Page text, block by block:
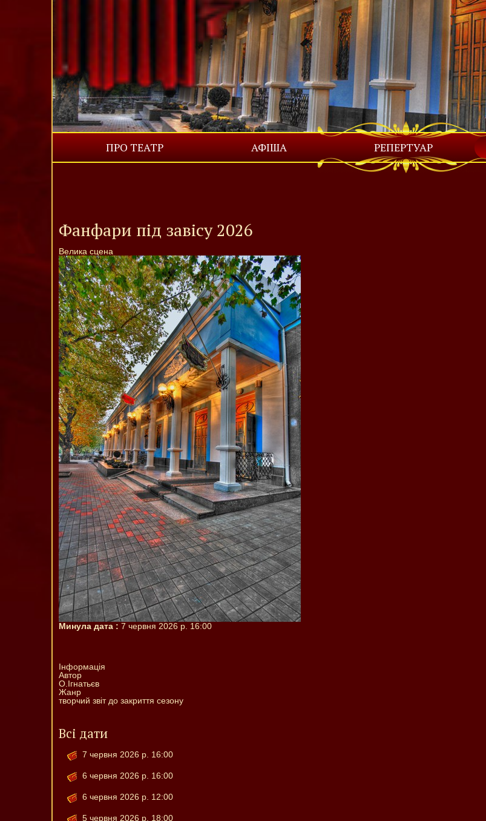
ПРО ТЕАТР АФІША РЕПЕРТУАР
Фанфари під завісу 2026
Велика сцена
Минула дата : 7 червня 2026 р. 16:00
Інформація
Автор
О.Ігнатьєв
Жанр
творчий звіт до закриття сезону
Всі дати
7 червня 2026 р. 16:00
6 червня 2026 р. 16:00
6 червня 2026 р. 12:00
5 червня 2026 р. 18:00